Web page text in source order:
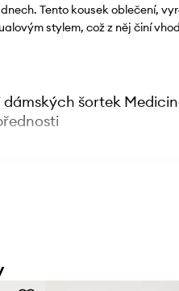
Tento kousek oblečení,
stylem, což z něj činí
šortek
gumou a páskem na